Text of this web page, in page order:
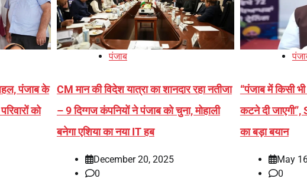
पंजाब के
को
पंजाब
CM मान की विदेश यात्रा का शानदार रहा नतीजा
– 9 दिग्गज कंपनियों ने पंजाब को चुना, मोहाली
बनेगा एशिया का नया IT हब
December 20, 2025
0
“पंजाब में किसी
कटने दी
का बड़ा बयान
May
0